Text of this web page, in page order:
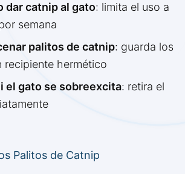
dar catnip al gato: limita el uso a
semana
palitos de catnip: guarda los
recipiente hermético
el gato se sobreexcita: retira el
Palitos de Catnip